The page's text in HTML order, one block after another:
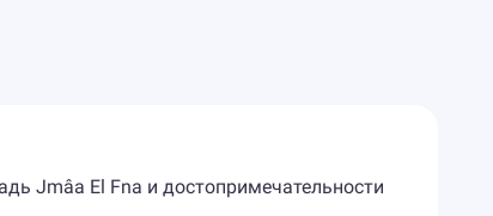
Jmâa El Fna и достопримечательности